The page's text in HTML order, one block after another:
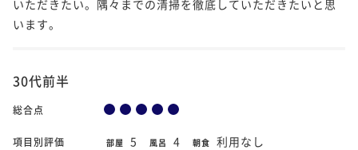
いただきたい。隅々までの清掃を徹底していただきたいと思
います。
30代前半
総合点
項目別評価 部屋 5 風呂 4 朝食 利用なし